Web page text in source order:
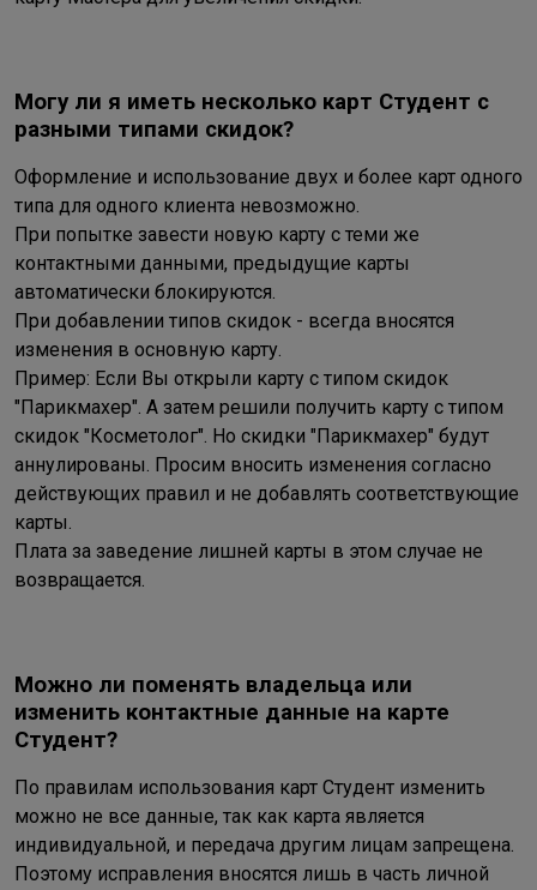
Могу ли я иметь несколько карт Студент с
разными типами скидок?
Оформление и использование двух и более карт одного
типа для одного клиента невозможно.
При попытке завести новую карту с теми же
контактными данными, предыдущие карты
автоматически блокируются.
При добавлении типов скидок - всегда вносятся
изменения в основную карту.
Пример: Если Вы открыли карту с типом скидок
"Парикмахер". А затем решили получить карту с типом
скидок "Косметолог". Но скидки "Парикмахер" будут
аннулированы. Просим вносить изменения согласно
действующих правил и не добавлять соответствующие
карты.
Плата за заведение лишней карты в этом случае не
возвращается.
Можно ли поменять владельца или
изменить контактные данные на карте
Студент?
По правилам использования карт Студент изменить
можно не все данные, так как карта является
индивидуальной, и передача другим лицам запрещена.
Поэтому исправления вносятся лишь в часть личной